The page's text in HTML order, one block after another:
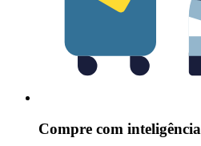
Compre com inteligência